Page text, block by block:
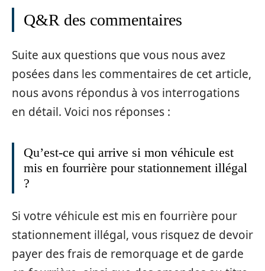
Q&R des commentaires
Suite aux questions que vous nous avez
posées dans les commentaires de cet article,
nous avons répondus à vos interrogations
en détail. Voici nos réponses :
Qu’est-ce qui arrive si mon véhicule est
mis en fourrière pour stationnement illégal
?
Si votre véhicule est mis en fourrière pour
stationnement illégal, vous risquez de devoir
payer des frais de remorquage et de garde